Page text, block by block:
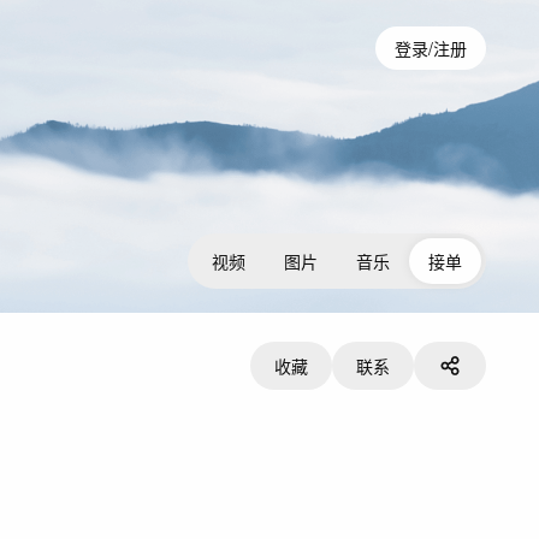
登录/注册
视频 图片 音乐 接单
收藏 联系